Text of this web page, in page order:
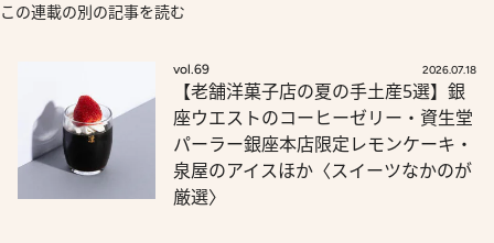
この連載の別の記事を読む
vol.69 2026.07.18
【老舗洋菓子店の夏の手土産5選】銀
座ウエストのコーヒーゼリー・資生堂
パーラー銀座本店限定レモンケーキ・
泉屋のアイスほか〈スイーツなかのが
厳選〉